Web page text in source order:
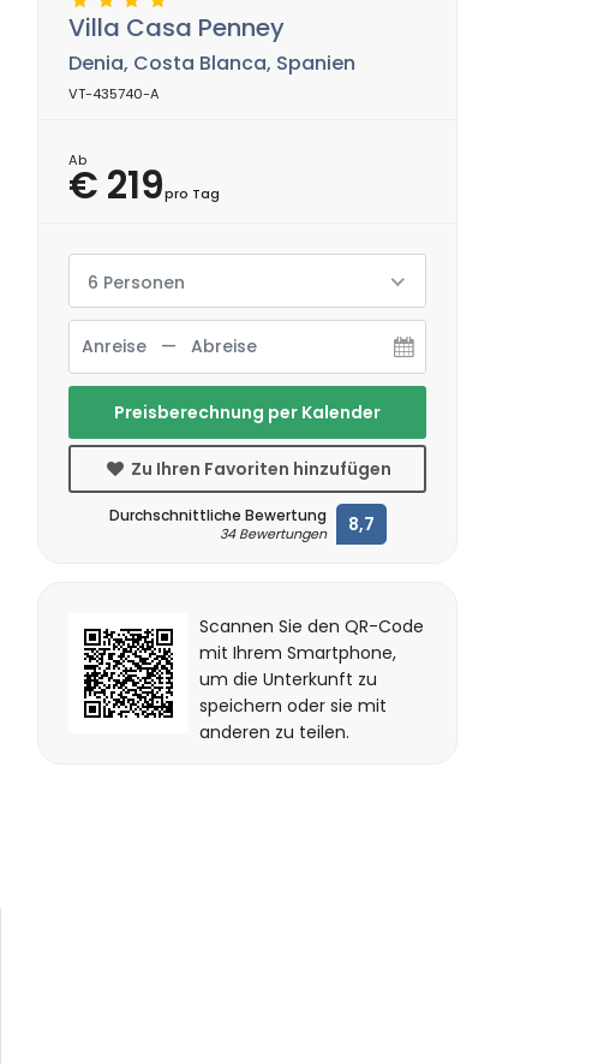
Villa Casa Penney
Denia, Costa Blanca, Spanien
VT-435740-A
Ab
€ 219pro Tag
6 Personen
Preisberechnung per Kalender
Zu Ihren Favoriten hinzufügen
Durchschnittliche Bewertung
34 Bewertungen 8,7
Scannen Sie den QR-Code
mit Ihrem Smartphone,
um die Unterkunft zu
speichern oder sie mit
anderen zu teilen.